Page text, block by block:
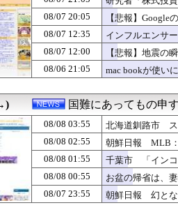
辻元清美「おい、高市。総理
【朗報】減税に反対したエー
王洪文とは何者か——紡績工場
【いただきます】宗教行為と
中国「台風接近！」台風13号
インドネシア「高速鉄道！」
日本「沖縄県知事選（9月」沖
【戦国皆殺し】日本語が通じ
逮捕案件だろ 〜 パヨク「ア
【MLB】“韓国のイチロー”イ
【アホの大朝鮮】中国外務省
【中川翔子】才能と虚言癖が
【がん原因】1位は感染症
【ガンダム戦艦】主砲よりMS
【食洗機】韓国人が騒ぐ「水
高市首相、2年限定の消費減税
【フランス人の日本好き】中
08/07 20:05
【悲報】Google
08/07 12:35
インフルエンサ
08/07 12:00
【悲報】地震の
08/06 21:05
mac bookが使い
国難にあってもの申す
08/08 03:55
北海道釧路市 ス
[8/7]
08/08 02:55
朝鮮日報 MLB：
08/08 01:55
千葉市 「インコ
性的な興味湧い
08/08 00:55
お盆の帰省は、
私は車で節約し
08/07 23:55 朝鮮日報 幻とな